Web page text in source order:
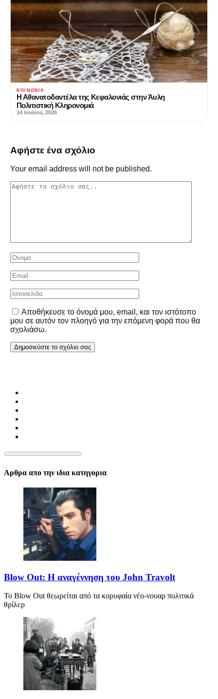
ΚΟΙΝΩΝΊΑ
Η Αθανατοδαντέλα της Κεφαλονιάς στην Άυλη
Πολιτιστική Κληρονομιά
14 Ιουλίου, 2026
Αφήστε ένα σχόλιο
Your email address will not be published.
Αποθήκευσε το όνομά μου, email, και τον ιστότοπο
μου σε αυτόν τον πλοηγό για την επόμενη φορά που θα
σχολιάσω.
Αρθρα απο την ιδια κατηγορια
Blow Out: Η αναγέννηση του John Travolt
Το Blow Out θεωρείται από τα κορυφαία νέο-νουαρ πολιτικά
θρίλερ